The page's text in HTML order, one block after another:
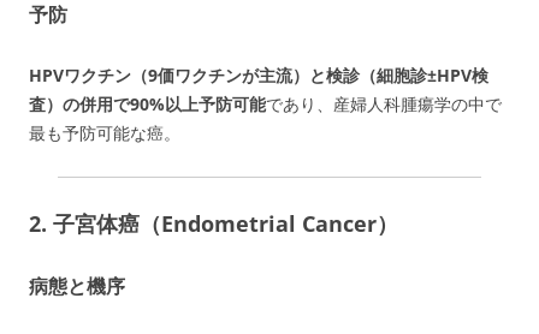
予防
HPVワクチン（9価ワクチンが主流）と検診（細胞診±HPV検
査）の併用で90%以上予防可能であり、産婦人科腫瘍学の中で
最も予防可能な癌。
2. 子宮体癌（Endometrial Cancer）
病態と機序